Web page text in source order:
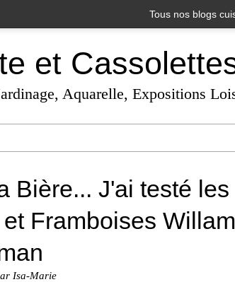
Tous nos blogs
et
Aquarelle, Expositions
Bière... J'ai testé
Framboises
Isa-Marie